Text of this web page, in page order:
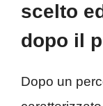
scelto
dopo il
Dopo un